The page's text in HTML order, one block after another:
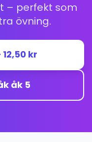
– perfekt som
övning.
kr
åk 5